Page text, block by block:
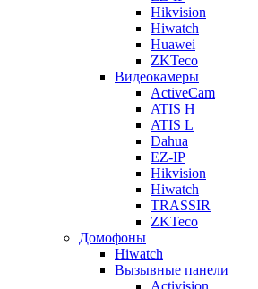
Hikvision
Hiwatch
Huawei
ZKTeco
Видеокамеры
ActiveCam
ATIS H
ATIS L
Dahua
EZ-IP
Hikvision
Hiwatch
TRASSIR
ZKTeco
Домофоны
Hiwatch
Вызывные панели
Activision